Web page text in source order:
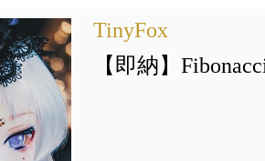
TinyFox
【即納】